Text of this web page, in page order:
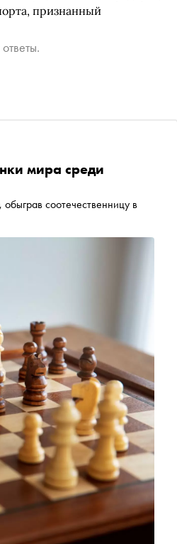
признанный
мира среди
соотечественницу в